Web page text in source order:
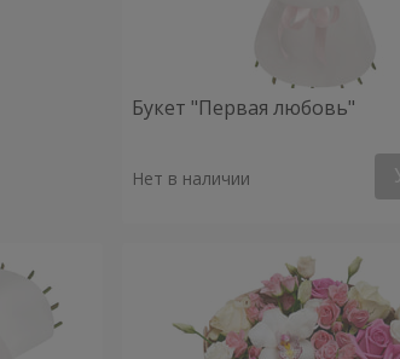
Букет "Первая любовь"
Нет в наличии